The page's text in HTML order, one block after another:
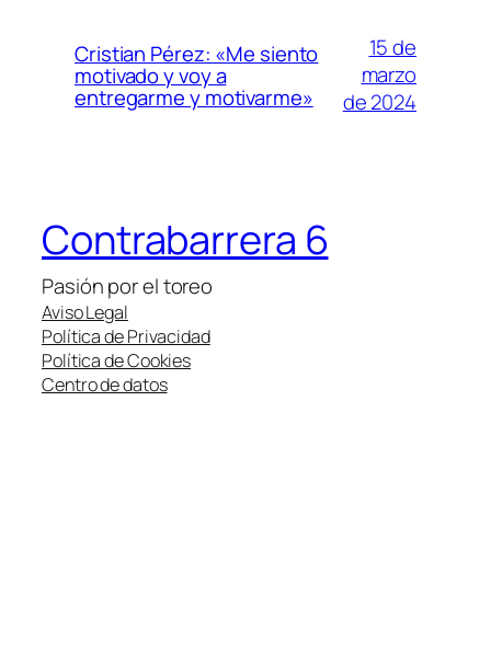
Cristian Pérez: «Me siento
motivado y voy a
entregarme y motivarme»
15 de
marzo
de 2024
Contrabarrera 6
Pasión por el toreo
Aviso Legal
Política de Privacidad
Política de Cookies
Centro de datos